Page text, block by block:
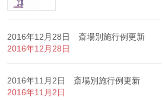
2016年12月28日 斎場別施行例更新
2016年12月28日
2016年11月2日 斎場別施行例更新
2016年11月2日